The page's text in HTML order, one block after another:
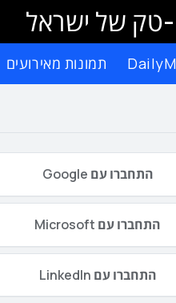
טק של ישראל
תמונות מאירועים
התחברו עם Google
התחברו עם Microsoft
התחברו עם LinkedIn